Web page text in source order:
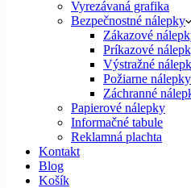
Vyrezávaná grafika
Bezpečnostné nálepky
Zákazové
Príkazové
Výstražné
Požiarne nálepky
Záchranné
Papierové nálepky
Informačné tabule
Reklamná plachta
Kontakt
Blog
Košík